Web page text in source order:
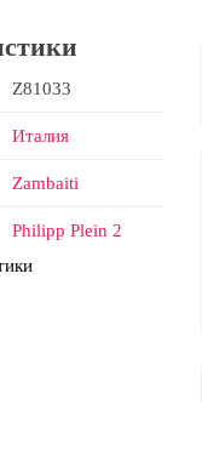
Z81033
Италия
Zambaiti
Philipp Plein 2